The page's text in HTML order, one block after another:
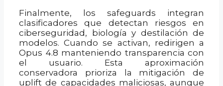
Finalmente, los safeguards integran
clasificadores que detectan riesgos en
ciberseguridad, biología y destilación de
modelos. Cuando se activan, redirigen a
Opus 4.8 manteniendo transparencia con
el usuario. Esta aproximación
conservadora prioriza la mitigación de
uplift de capacidades maliciosas, aunque